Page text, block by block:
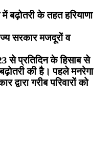
बढ़ोतरी के तहत हरियाणा
सरकार मजदूरों व
से प्रतिदिन के हिसाब से
की है। पहले मनरेगा
गरीब परिवारों को